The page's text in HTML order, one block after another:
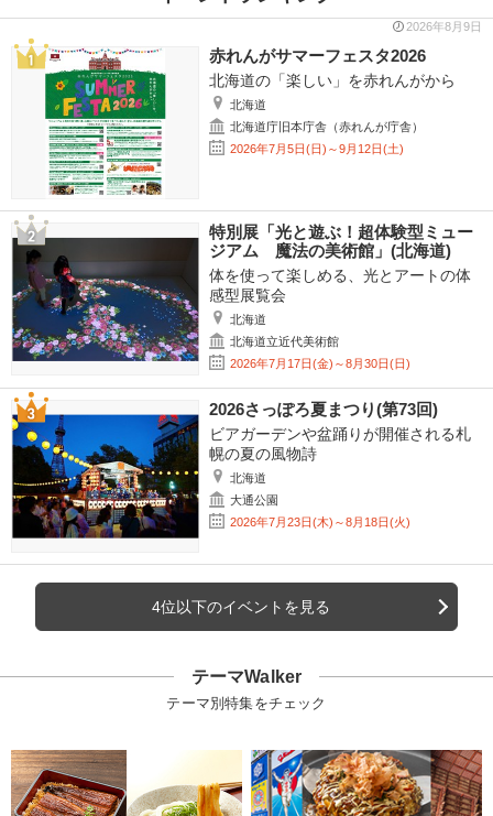
2026年8月9日
赤れんがサマーフェスタ2026
北海道の「楽しい」を赤れんがから
北海道
北海道庁旧本庁舎（赤れんが庁舎）
2026年7月5日(日)～9月12日(土)
特別展「光と遊ぶ！超体験型ミュー
ジアム 魔法の美術館」(北海道)
体を使って楽しめる、光とアートの体
感型展覧会
北海道
北海道立近代美術館
2026年7月17日(金)～8月30日(日)
2026さっぽろ夏まつり(第73回)
ビアガーデンや盆踊りが開催される札
幌の夏の風物詩
北海道
大通公園
2026年7月23日(木)～8月18日(火)
4位以下のイベントを見る
テーマWalker
テーマ別特集をチェック